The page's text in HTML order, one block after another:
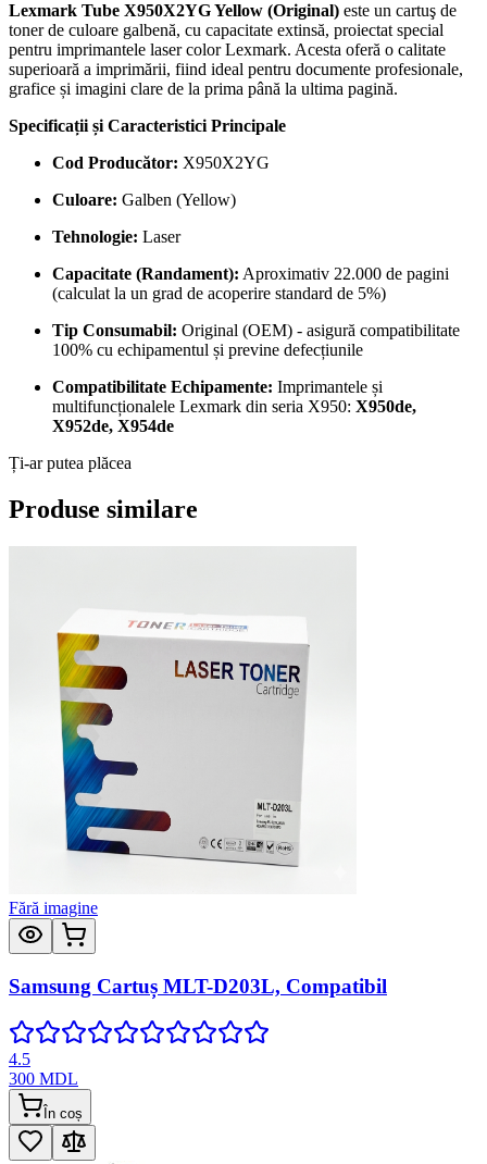
Lexmark Tube X950X2YG Yellow (Original) este un cartuş de
toner de culoare galbenă, cu capacitate extinsă, proiectat special
pentru imprimantele laser color Lexmark. Acesta oferă o calitate
superioară a imprimării, fiind ideal pentru documente profesionale,
grafice și imagini clare de la prima până la ultima pagină.
Specificații și Caracteristici Principale
Cod Producător: X950X2YG
Culoare: Galben (Yellow)
Tehnologie: Laser
Capacitate (Randament): Aproximativ 22.000 de pagini
(calculat la un grad de acoperire standard de 5%)
Tip Consumabil: Original (OEM) - asigură compatibilitate
100% cu echipamentul și previne defecțiunile
Compatibilitate Echipamente: Imprimantele și
multifuncționalele Lexmark din seria X950: X950de,
X952de, X954de
Ți-ar putea plăcea
Produse similare
Fără imagine
Samsung Cartuș MLT-D203L, Compatibil
4.5
300 MDL
În coș